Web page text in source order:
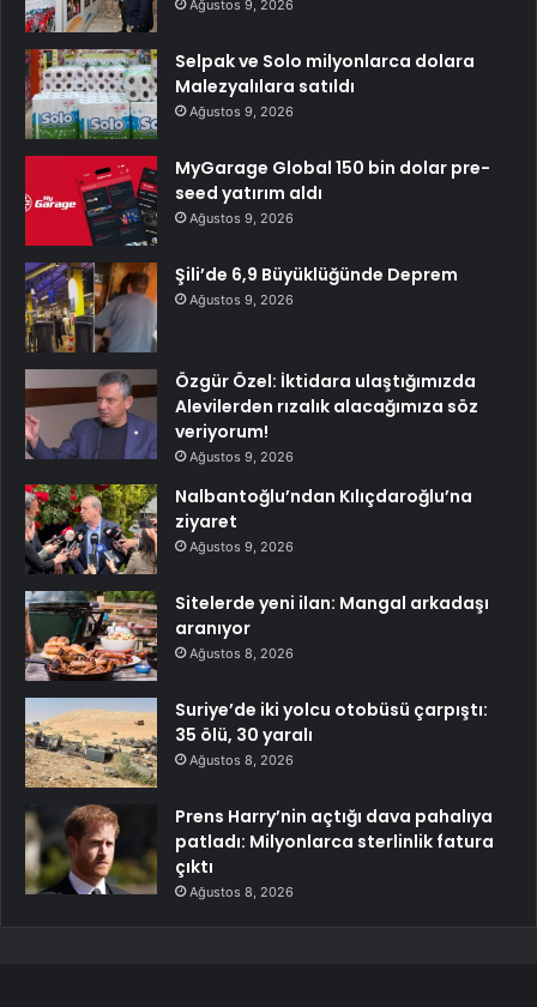
Ağustos 9, 2026
Selpak ve Solo milyonlarca dolara
Malezyalılara satıldı
Ağustos 9, 2026
MyGarage Global 150 bin dolar pre-
seed yatırım aldı
Ağustos 9, 2026
Şili’de 6,9 Büyüklüğünde Deprem
Ağustos 9, 2026
Özgür Özel: İktidara ulaştığımızda
Alevilerden rızalık alacağımıza söz
veriyorum!
Ağustos 9, 2026
Nalbantoğlu’ndan Kılıçdaroğlu’na
ziyaret
Ağustos 9, 2026
Sitelerde yeni ilan: Mangal arkadaşı
aranıyor
Ağustos 8, 2026
Suriye’de iki yolcu otobüsü çarpıştı:
35 ölü, 30 yaralı
Ağustos 8, 2026
Prens Harry’nin açtığı dava pahalıya
patladı: Milyonlarca sterlinlik fatura
çıktı
Ağustos 8, 2026